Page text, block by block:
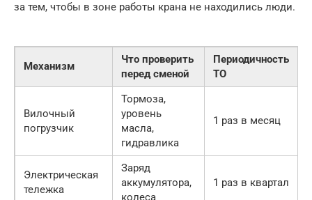
за тем, чтобы в зоне работы крана не находились люди.
Механизм
Что проверить
перед сменой
Периодичность
ТО
Вилочный
погрузчик
Тормоза,
уровень
масла,
гидравлика
1 раз в месяц
Электрическая
тележка
Заряд
аккумулятора,
колеса
1 раз в квартал